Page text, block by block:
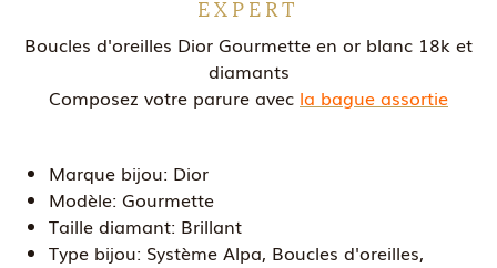
EXPERT
Boucles d'oreilles Dior Gourmette en or blanc 18k et
diamants
Composez votre parure avec la bague assortie
Marque bijou: Dior
Modèle: Gourmette
Taille diamant: Brillant
Type bijou: Système Alpa, Boucles d'oreilles,